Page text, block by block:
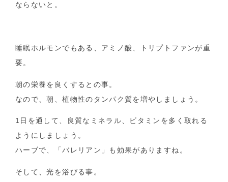
ならないと。
睡眠ホルモンでもある、アミノ酸、トリプトファンが重
要。
朝の栄養を良くするとの事。
なので、朝、植物性のタンパク質を増やしましょう。
1日を通して、良質なミネラル、ビタミンを多く取れる
ようにしましょう。
ハーブで、「バレリアン」も効果がありますね。
そして、光を浴びる事。